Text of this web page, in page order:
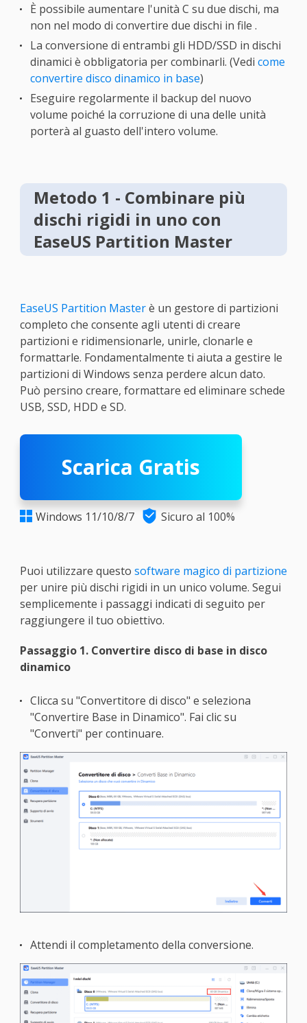
È possibile aumentare l'unità C su due dischi, ma
non nel modo di convertire due dischi in file .
La conversione di entrambi gli HDD/SSD in dischi
dinamici è obbligatoria per combinarli. (Vedi come
convertire disco dinamico in base)
Eseguire regolarmente il backup del nuovo
volume poiché la corruzione di una delle unità
porterà al guasto dell'intero volume.
Metodo 1 - Combinare più
dischi rigidi in uno con
EaseUS Partition Master
EaseUS Partition Masterè un gestore di partizioni
completo che consente agli utenti di creare
partizioni e ridimensionarle, unirle, clonarle e
formattarle. Fondamentalmente ti aiuta a gestire le
partizioni di Windows senza perdere alcun dato.
Può persino creare, formattare ed eliminare schede
USB, SSD, HDD e SD.
Scarica Gratis
 Windows 11/10/8/7  Sicuro al 100%
Puoi utilizzare questo software magico di partizione
per unire più dischi rigidi in un unico volume. Segui
semplicemente i passaggi indicati di seguito per
raggiungere il tuo obiettivo.
Passaggio 1. Convertire disco di base in disco
dinamico
Clicca su "Convertitore di disco" e seleziona
"Convertire Base in Dinamico". Fai clic su
"Converti" per continuare.
Attendi il completamento della conversione.